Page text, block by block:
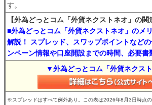
す。
【外為どっとコム「外貨ネクストネオ」の関
■外為どっとコム「外貨ネクストネオ」のメ
解説！ スプレッド、スワップポイントなど
ンペーン情報や口座開設までの時間、必要書
▼外為どっとコム「外貨ネクス
※スプレッドはすべて例外あり。この表は2026年8月3日時点